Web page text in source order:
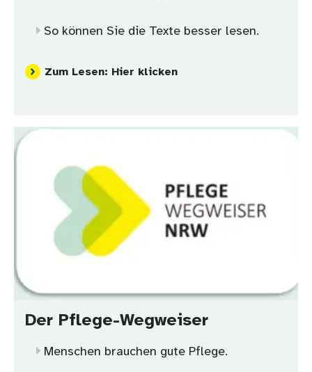
So können Sie die Texte besser lesen.
Zum Lesen: Hier klicken
Bild
Der Pflege-Wegweiser
Menschen brauchen gute Pflege.